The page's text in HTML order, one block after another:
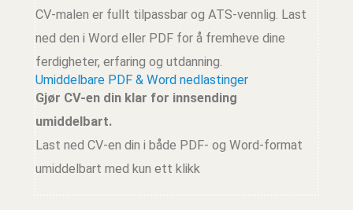
CV-malen er fullt tilpassbar og ATS-vennlig. Last
ned den i Word eller PDF for å fremheve dine
ferdigheter, erfaring og utdanning.
Umiddelbare PDF & Word nedlastinger
Gjør CV-en din klar for innsending
umiddelbart.
Last ned CV-en din i både PDF- og Word-format
umiddelbart med kun ett klikk